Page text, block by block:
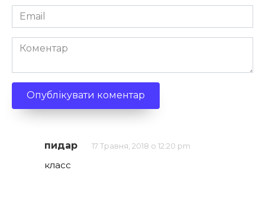
Email
*
Коментар
пидар 17 Травня, 2018 о 12:20 pm
класс